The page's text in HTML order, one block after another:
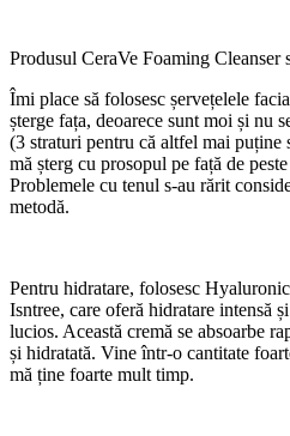
Produsul CeraVe Foaming Cleanser
Îmi place să folosesc șervețelele
șterge fața, deoarece sunt moi și nu
(3 straturi pentru că altfel mai puține
mă șterg cu prosopul pe față de
Problemele cu tenul s-au rărit
metodă.
Pentru hidratare, folosesc
Isntree, care oferă hidratare intensă
lucios. Această cremă se absoarbe
și hidratată. Vine într-o cantitate
mă ține foarte mult timp.